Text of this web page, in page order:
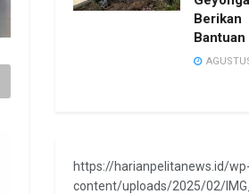
Berikan
https://harianpelitanews.id/wp-
content/uploads/2025/02/